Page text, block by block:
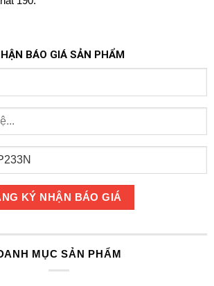
BÁO GIÁ SẢN PHẨM
MỤC SẢN PHẨM